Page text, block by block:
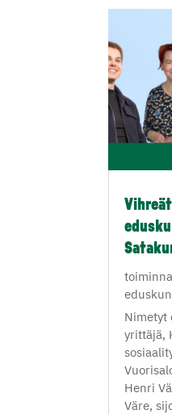
Nimetyt
yrittäjä,
Henri
Väre,